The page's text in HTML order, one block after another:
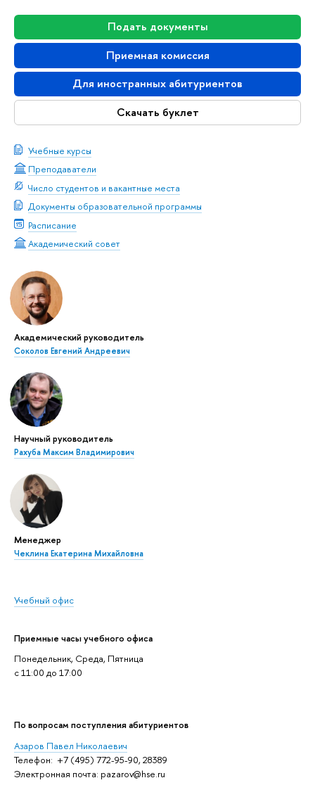
Подать документы
Приемная комиссия
Для иностранных абитуриентов
Скачать буклет
Учебные курсы
Преподаватели
Число студентов и вакантные места
Документы образовательной программы
Расписание
Академический совет
Академический руководитель
Соколов Евгений Андреевич
Научный руководитель
Рахуба Максим Владимирович
Менеджер
Чеклина Екатерина Михайловна
Учебный офис
Приемные часы учебного офиса
Понедельник, Среда, Пятница
c 11:00 до 17:00
По вопросам поступления абитуриентов
Азаров Павел Николаевич
Телефон: +7 (495) 772-95-90, 28389
Электронная почта: pazarov@hse.ru